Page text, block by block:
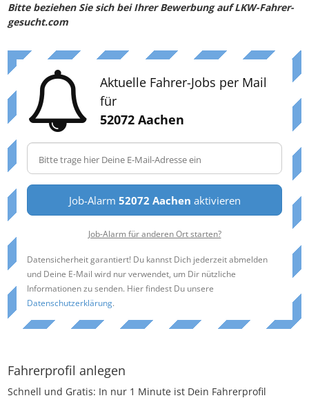
Bitte beziehen Sie sich bei Ihrer Bewerbung auf LKW-Fahrer-
gesucht.com
Aktuelle Fahrer-Jobs per Mail
für
52072 Aachen
Job-Alarm 52072 Aachen aktivieren
Job-Alarm für anderen Ort starten?
Datensicherheit garantiert! Du kannst Dich jederzeit abmelden
und Deine E-Mail wird nur verwendet, um Dir nützliche
Informationen zu senden. Hier findest Du unsere
Datenschutzerklärung.
Fahrerprofil anlegen
Schnell und Gratis: In nur 1 Minute ist Dein Fahrerprofil